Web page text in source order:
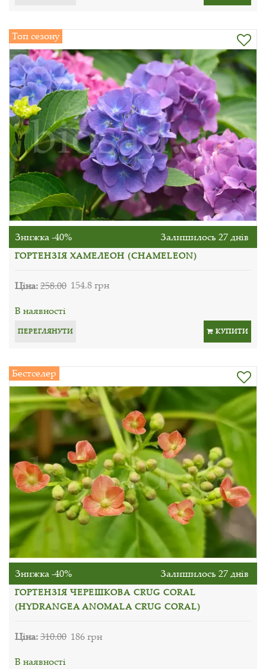
Топ сезону
Знижка -40% Залишилось 27 днів
ГОРТЕНЗІЯ ХАМЕЛЕОН (CHAMELEON)
Ціна:258.00 154.8 грн
В наявності
ПЕРЕГЛЯНУТИ КУПИТИ
Бестселер
Знижка -40% Залишилось 27 днів
ГОРТЕНЗІЯ ЧЕРЕШКОВА CRUG CORAL
(HYDRANGEA ANOMALA CRUG CORAL)
Ціна:310.00 186 грн
В наявності